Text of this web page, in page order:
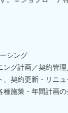
シング
グ計画／契約管
契約更新・リニュ
施策・年間計画の